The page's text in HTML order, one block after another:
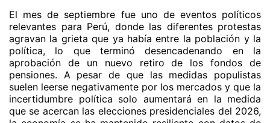
El mes de septiembre fue uno de eventos políticos
relevantes para Perú, donde las diferentes protestas
agravan la grieta que ya había entre la población y la
política, lo que terminó desencadenando en la
aprobación de un nuevo retiro de los fondos de
pensiones. A pesar de que las medidas populistas
suelen leerse negativamente por los mercados y que la
incertidumbre política solo aumentará en la medida
que se acercan las elecciones presidenciales del 2026,